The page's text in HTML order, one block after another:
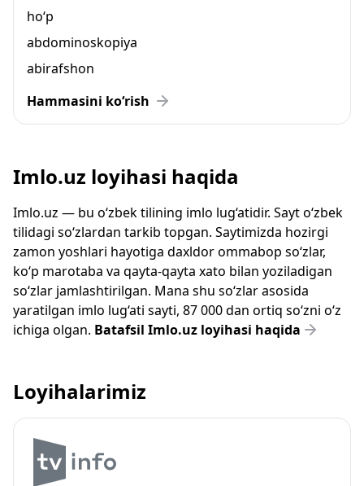
ho‘p
abdominoskopiya
abirafshon
Hammasini ko‘rish
Imlo.uz loyihasi haqida
Imlo.uz — bu o‘zbek tilining imlo lug‘atidir. Sayt o‘zbek
tilidagi so‘zlardan tarkib topgan. Saytimizda hozirgi
zamon yoshlari hayotiga daxldor ommabop so‘zlar,
ko‘p marotaba va qayta-qayta xato bilan yoziladigan
so‘zlar jamlashtirilgan. Mana shu so‘zlar asosida
yaratilgan imlo lug‘ati sayti, 87 000 dan ortiq so‘zni o‘z
ichiga olgan. Batafsil Imlo.uz loyihasi haqida
Loyihalarimiz